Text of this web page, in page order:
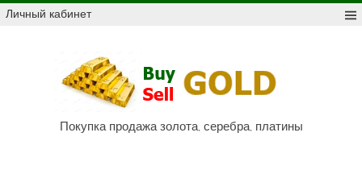
Skip
toЛичный кабинет
Покупка продажа золота, серебра, платины